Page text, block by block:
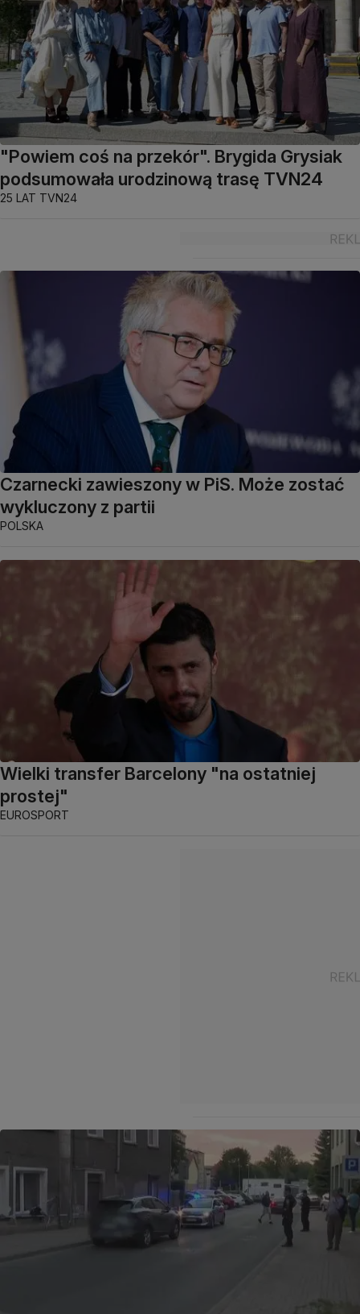
"Powiem coś na przekór". Brygida Grysiak
podsumowała urodzinową trasę TVN24
25 LAT TVN24
Czarnecki zawieszony w PiS. Może zostać
wykluczony z partii
POLSKA
Wielki transfer Barcelony "na ostatniej
prostej"
EUROSPORT